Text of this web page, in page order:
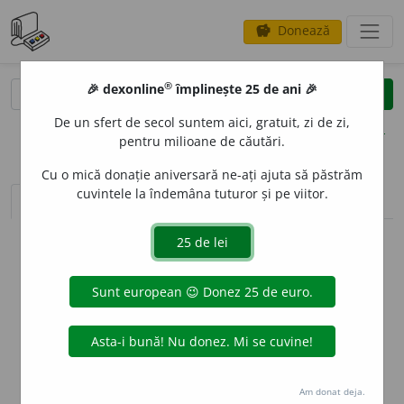
savings Donează
clear
opțiuni
sinteza definițiilor (1) definiții (9) declinări
info
Aceste definiții sunt compilate de
echipa dexonline. Definițiile
originale se află pe filadefiniții.
preferințe
🎉 dexonline® împlinește 25 de ani 🎉
De un sfert de secol suntem aici, gratuit, zi de zi,
pentru milioane de căutări.
Cu o mică donație aniversară ne-ați ajuta să păstrăm
cuvintele la îndemâna tuturor și pe viitor.
Am donat deja.